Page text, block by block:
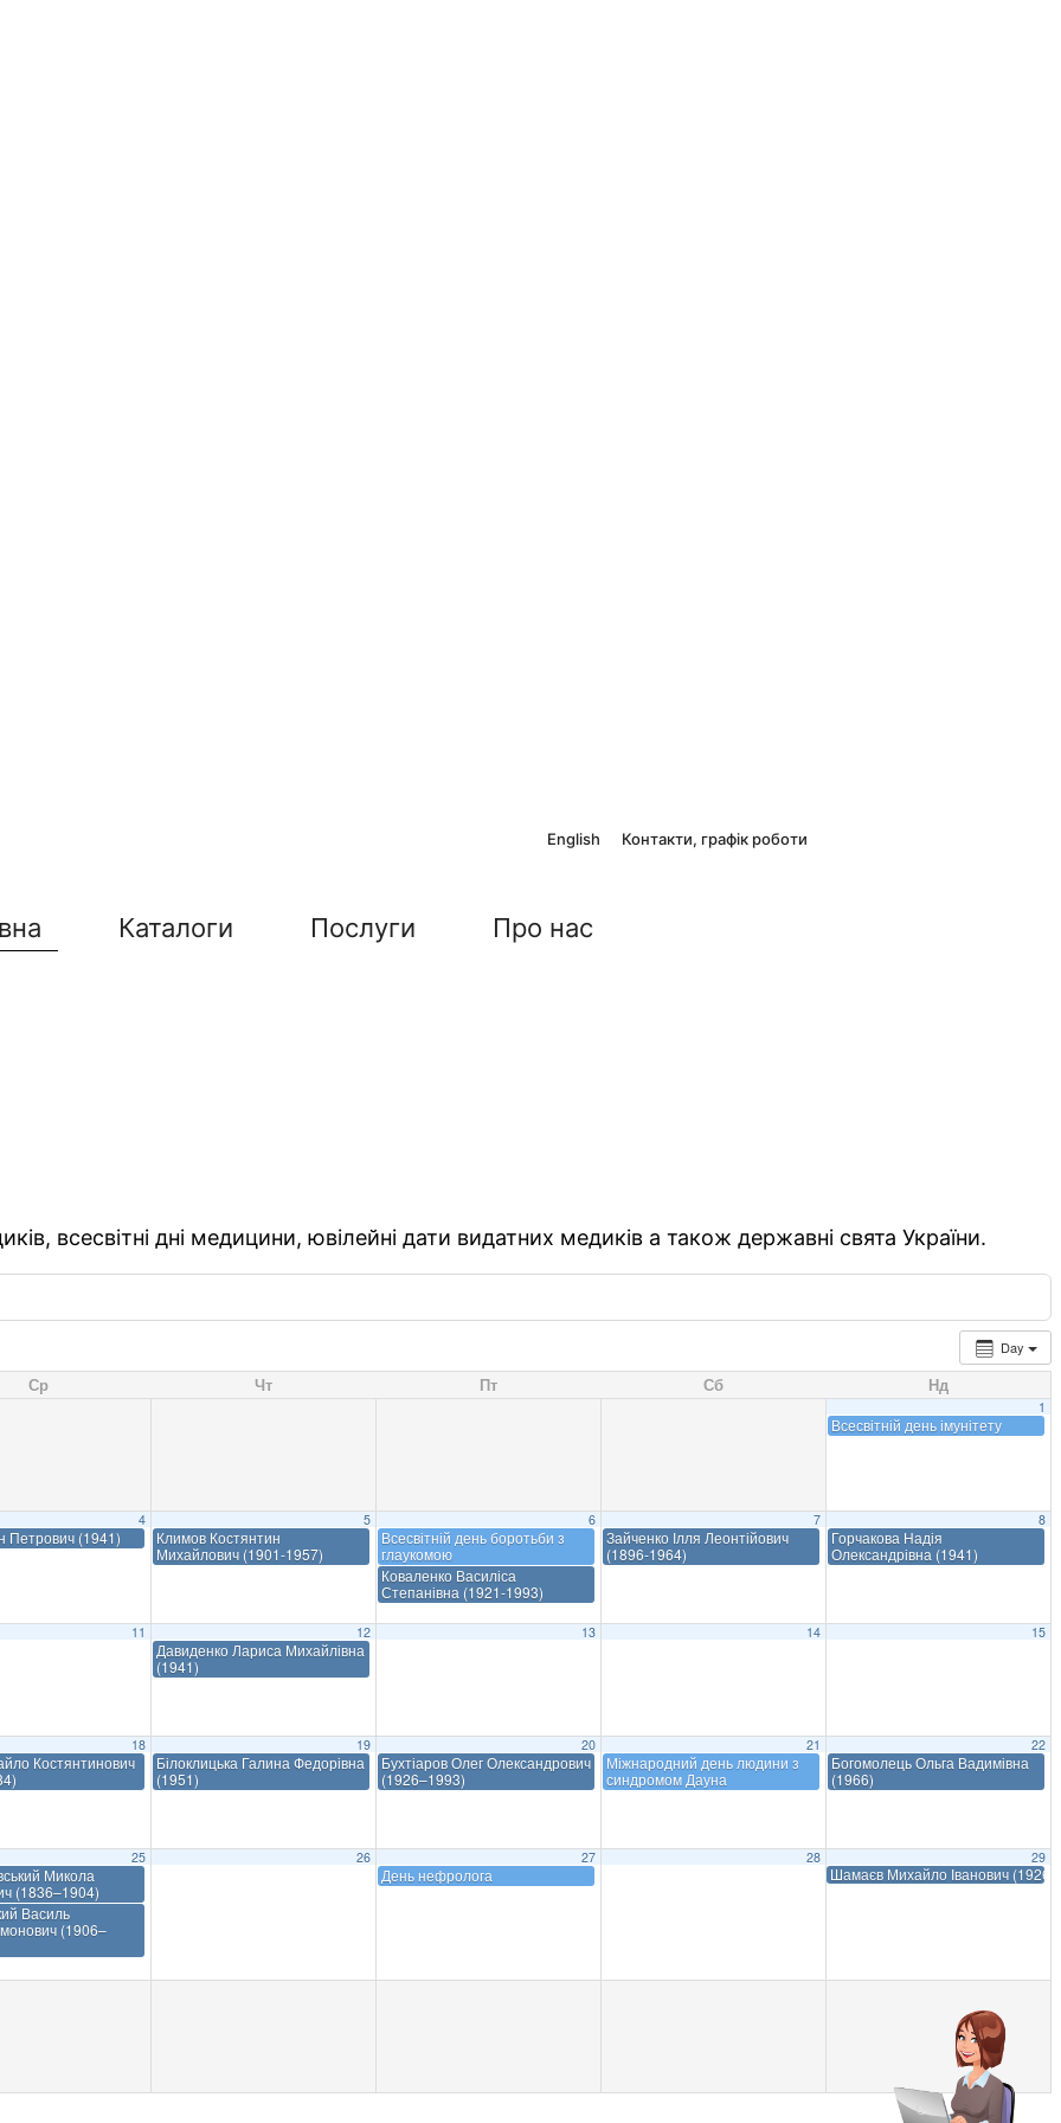
English Контакти, графік роботи
Каталоги Послуги Про нас
всесвітні дні медицини, ювілейні дати видатних медиків а також державні свята України.
Day
Ср Чт Пт Сб Нд
1
Всесвітній день імунітету
4
Петрович (1941)
5
Климов Костянтин
Михайлович (1901-1957)
6
Всесвітній день боротьби з
глаукомою
Коваленко Василіса
Степанівна (1921-1993)
7
Зайченко Ілля Леонтійович
(1896-1964)
8
Горчакова Надія
Олександрівна (1941)
11 12
Давиденко Лариса Михайлівна
(1941)
13 14 15
18
Костянтинович
19
Білоклицька Галина Федорівна
(1951)
20
Бухтіаров Олег Олександрович
(1926–1993)
21
Міжнародний день людини з
синдромом Дауна
22
Богомолець Ольга Вадимівна
(1966)
25
Микола
(1836–1904)
Василь
(1906–
26 27
День нефролога
28 29
Шамаєв Михайло Іванович